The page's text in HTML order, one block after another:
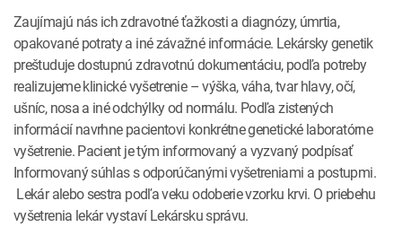
Zaujímajú nás ich zdravotné ťažkosti a diagnózy, úmrtia,
opakované potraty a iné závažné informácie. Lekársky genetik
preštuduje dostupnú zdravotnú dokumentáciu, podľa potreby
realizujeme klinické vyšetrenie – výška, váha, tvar hlavy, očí,
ušníc, nosa a iné odchýlky od normálu. Podľa zistených
informácií navrhne pacientovi konkrétne genetické laboratórne
vyšetrenie. Pacient je tým informovaný a vyzvaný podpísať
Informovaný súhlas s odporúčanými vyšetreniami a postupmi.
Lekár alebo sestra podľa veku odoberie vzorku krvi. O priebehu
vyšetrenia lekár vystaví Lekársku správu.